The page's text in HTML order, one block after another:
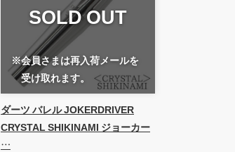
SOLD OUT
※会員さまは再入荷メールを
受け取れます。
ダーツ バレル JOKERDRIVER
CRYSTAL SHIKINAMI ジョーカー
…